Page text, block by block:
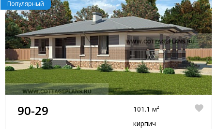
Популярный
90-29
101.1 м²
кирпич